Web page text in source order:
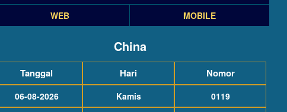
WEB
MOBILE
China
Tanggal Hari Nomor
06-08-2026 Kamis
0119